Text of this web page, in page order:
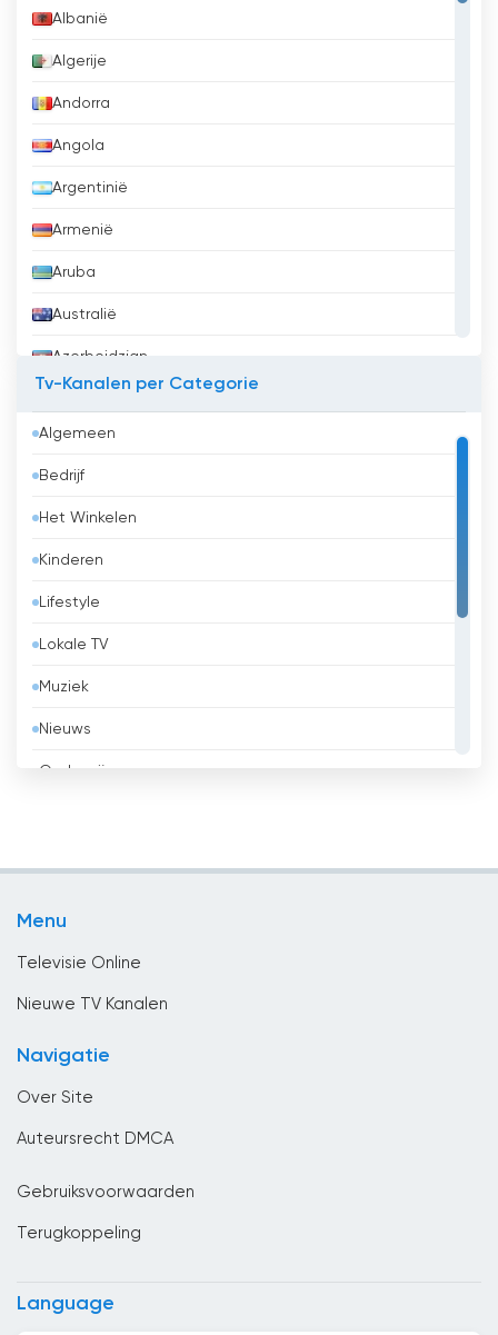
Albanië
Algerije
Andorra
Angola
Argentinië
Armenië
Aruba
Australië
Azerbeidzjan
Bangladesh
Barbados
België
Belize
Benin
Bhutan
Bolivia
Bosnië en Herzegovina
Cuba
Cyprus
Tv-Kanalen per Categorie
Algemeen
Bedrijf
Het Winkelen
Kinderen
Lifestyle
Lokale TV
Muziek
Nieuws
Onderwijs
Menu
Televisie Online
Nieuwe TV Kanalen
Navigatie
Over Site
Auteursrecht DMCA
Gebruiksvoorwaarden
Terugkoppeling
Language